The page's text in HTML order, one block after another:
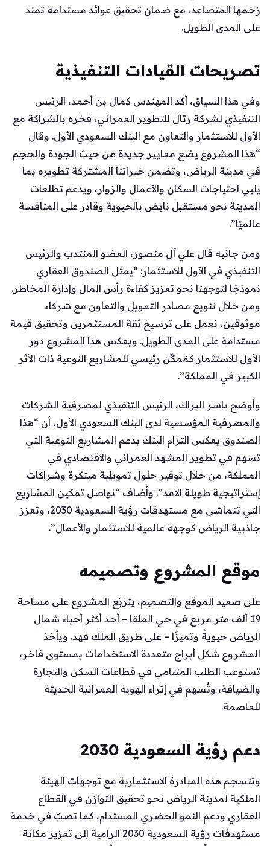
زخمها المتصاعد، مع ضمان تحقيق عوائد مستدامة تمتد
على المدى الطويل.
تصريحات القيادات التنفيذية
وفي هذا السياق، أكد المهندس كمال بن أحمد، الرئيس
التنفيذي لشركة رتال للتطوير العمراني، فخره بالشراكة مع
الأول للاستثمار والتعاون مع البنك السعودي الأول. وقال
“هذا المشروع يضع معايير جديدة من حيث الجودة والحجم
في مدينة الرياض، وتضمن خبراتنا المشتركة تطويره بما
يلبي احتياجات السكان والأعمال والزوار، ويدعم تطلعات
المدينة نحو مستقبل نابض بالحيوية وقادر على المنافسة
عالميًا”.
ومن جانبه قال علي آل منصور، العضو المنتدب والرئيس
التنفيذي في الأول للاستثمار: “يمثل الصندوق العقاري
نموذجًا لتوجهنا نحو تعزيز كفاءة رأس المال وإدارة المخاطر.
ومن خلال تنويع مصادر التمويل والتعاون مع شركاء
موثوقين، نعمل على ترسيخ ثقة المستثمرين وتحقيق قيمة
مستدامة على المدى الطويل. ويعكس هذا المشروع دور
الأول للاستثمار كمُمكِّن رئيسي للمشاريع النوعية ذات الأثر
الكبير في المملكة”.
وأوضح ياسر البراك، الرئيس التنفيذي لمصرفية الشركات
والمصرفية المؤسسية لدى البنك السعودي الأول، أن “هذا
الصندوق يعكس التزام البنك بدعم المشاريع النوعية التي
تسهم في تطوير المشهد العمراني والاقتصادي في
المملكة، من خلال توفير حلول تمويلية مبتكرة وشراكات
إستراتيجية طويلة الأمد”. وأضاف “نواصل تمكين المشاريع
التي تتماشى مع مستهدفات رؤية السعودية 2030، وتعزز
جاذبية الرياض كوجهة عالمية للاستثمار والأعمال”.
موقع المشروع وتصميمه
على صعيد الموقع والتصميم، يتربّع المشروع على مساحة
19 ألف متر مربع في حي الملقا – أحد أكثر أحياء شمال
الرياض حيويةً وتميزًا – على طريق الملك فهد. ويأخذ
المشروع شكل أبراج متعددة الاستخدامات بمستوى فاخر،
تستوعب الطلب المتنامي في قطاعات السكن والتجارة
والضيافة، وتُسهم في إثراء الهوية العمرانية الحديثة
للعاصمة.
دعم رؤية السعودية 2030
وتنسجم هذه المبادرة الاستثمارية مع توجهات الهيئة
الملكية لمدينة الرياض نحو تحقيق التوازن في القطاع
العقاري ودعم النمو الحضري المستدام، كما تصبّ في خدمة
مستهدفات رؤية السعودية 2030 الرامية إلى تعزيز مكانة